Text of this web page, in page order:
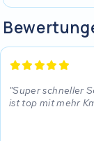
Super schneller
ist top mit mehr